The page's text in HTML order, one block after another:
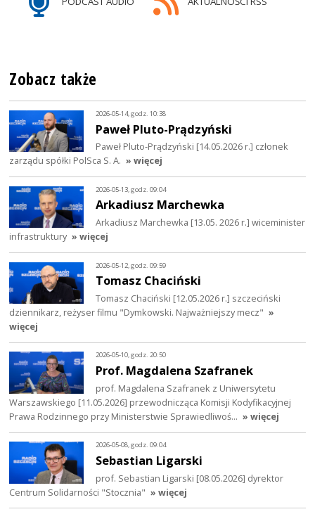
Zobacz także
2026-05-14, godz. 10:38
Paweł Pluto-Prądzyński
Paweł Pluto-Prądzyński [14.05.2026 r.] członek
zarządu spółki PolSca S. A. » więcej
2026-05-13, godz. 09:04
Arkadiusz Marchewka
Arkadiusz Marchewka [13.05. 2026 r.] wiceminister
infrastruktury » więcej
2026-05-12, godz. 09:59
Tomasz Chaciński
Tomasz Chaciński [12.05.2026 r.] szczeciński
dziennikarz, reżyser filmu "Dymkowski. Najważniejszy mecz" »
więcej
2026-05-10, godz. 20:50
Prof. Magdalena Szafranek
prof. Magdalena Szafranek z Uniwersytetu
Warszawskiego [11.05.2026] przewodnicząca Komisji Kodyfikacyjnej
Prawa Rodzinnego przy Ministerstwie Sprawiedliwoś… » więcej
2026-05-08, godz. 09:04
Sebastian Ligarski
prof. Sebastian Ligarski [08.05.2026] dyrektor
Centrum Solidarności "Stocznia" » więcej